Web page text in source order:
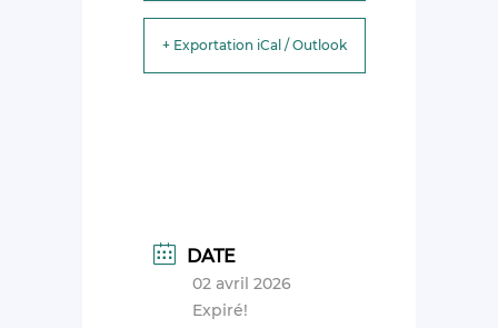
+ Exportation iCal / Outlook
DATE
02 avril 2026
Expiré!